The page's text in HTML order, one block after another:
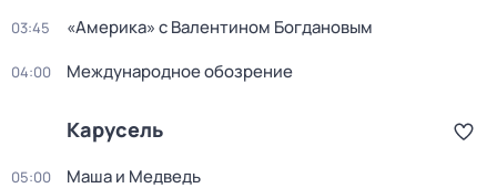
03:45 «Америка» с Валентином Богдановым
04:00 Международное обозрение
Карусель
05:00 Маша и Медведь